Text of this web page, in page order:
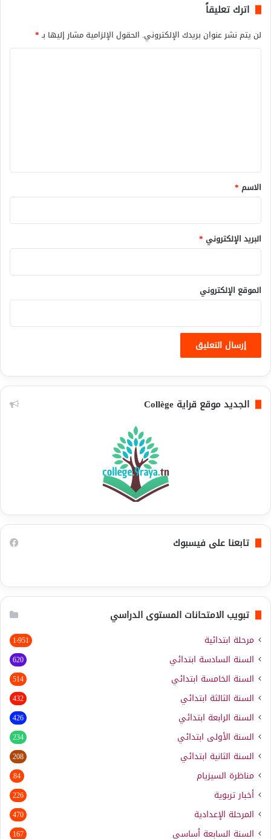
اترك تعليقاً
لن يتم نشر عنوان بريدك الإلكتروني. الحقول الإلزامية مشار إليها بـ*
*
الاسم *
البريد الإلكتروني *
الموقع الإلكتروني
الجديد موقع قراية Collège
تابعنا على فيسبوك
تبويب الامتحانات المستوى الدراسي
مرحلة ابتدائية 1٬951
السنة السادسة ابتدائي 620
السنة الخامسة ابتدائي 514
السنة الثالثة ابتدائي 432
السنة الرابعة ابتدائي 426
السنة الأولى ابتدائي 234
السنة الثانية ابتدائي 208
مناظرة السيزيام 84
أخبار تربوية 226
المرحلة الإعدادية 470
السنة السابعة أساسي 167